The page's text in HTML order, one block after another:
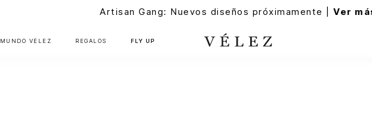
Artisan Gang: Nuevos diseños próximamente |Ver
MUNDO VÉLEZ REGALOS FLY UP